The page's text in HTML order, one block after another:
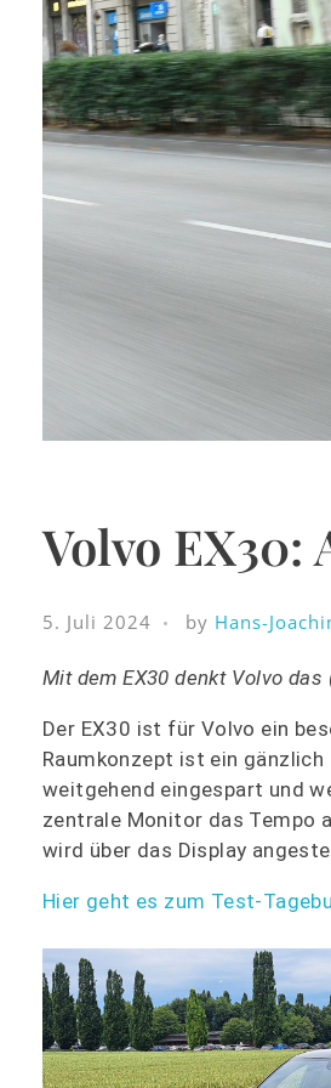
Volvo EX30:
5. Juli 2024 by Hans-
Mit dem EX30 denkt Volvo
Der EX30 ist für Volvo ein
Raumkonzept ist ein
weitgehend eingespart und
zentrale Monitor das Tempo
wird über das Display
Hier geht es zum Test-